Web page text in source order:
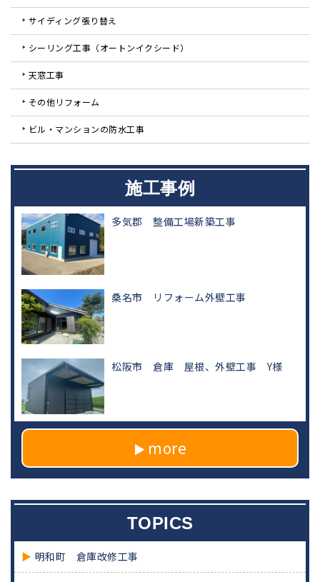
サイディング張り替え
シーリング工事（オートンイクシード）
天窓工事
その他リフォーム
ビル・マンションの防水工事
施工事例
多気郡 整備工場新築工事
桑名市 リフォーム外壁工事
松阪市 倉庫 屋根、外壁工事 Y様
more
TOPICS
明和町 倉庫改修工事